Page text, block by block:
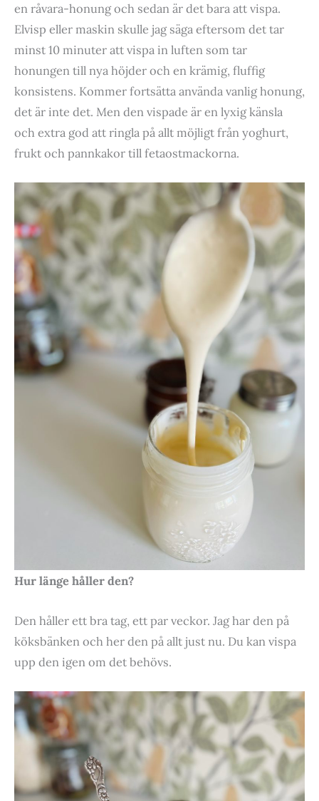
en råvara-honung och sedan är det bara att vispa.
Elvisp eller maskin skulle jag säga eftersom det tar
minst 10 minuter att vispa in luften som tar
honungen till nya höjder och en krämig, fluffig
konsistens. Kommer fortsätta använda vanlig honung,
det är inte det. Men den vispade är en lyxig känsla
och extra god att ringla på allt möjligt från yoghurt,
frukt och pannkakor till fetaostmackorna.
Hur länge håller den?
Den håller ett bra tag, ett par veckor. Jag har den på
köksbänken och her den på allt just nu. Du kan vispa
upp den igen om det behövs.